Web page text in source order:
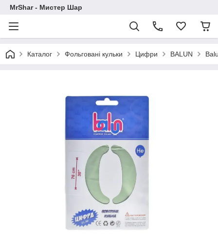
MrShar - Мистер Шар
Каталог Фольговані кульки Цифри BALUN